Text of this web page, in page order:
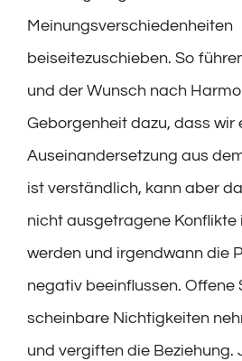
Meinungsverschiedenheiten
beiseitezuschieben. So
und der Wunsch nach
Geborgenheit dazu, dass wir
Auseinandersetzung aus
ist verständlich, kann aber
nicht ausgetragene Konflikte
werden und irgendwann die
negativ beeinflussen. Offene
scheinbare Nichtigkeiten
und vergiften die Beziehung.